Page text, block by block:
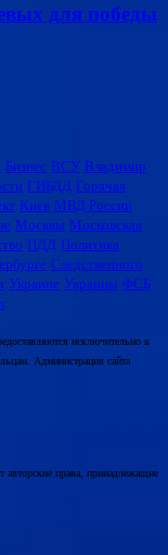
для победы
Бизнес ВСУ Владимир
ГИБДД Горячая
Киев МВД России
Москвы Московская
ПДД Политика
Следственного
Украине Украины ФСБ
исключительно в
Администрация сайта
права, принадлежащие